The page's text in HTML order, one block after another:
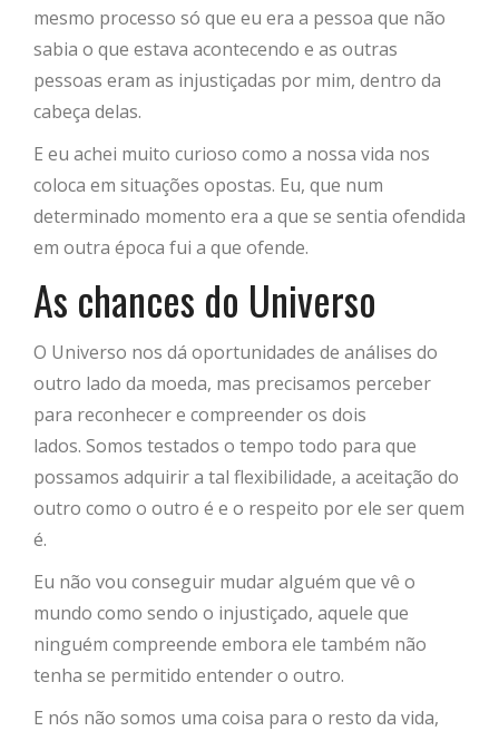
mesmo processo só que eu era a pessoa que não
sabia o que estava acontecendo e as outras
pessoas eram as injustiçadas por mim, dentro da
cabeça delas.
E eu achei muito curioso como a nossa vida nos
coloca em situações opostas. Eu, que num
determinado momento era a que se sentia ofendida
em outra época fui a que ofende.
As chances do Universo
O Universo nos dá oportunidades de análises do
outro lado da moeda, mas precisamos perceber
para reconhecer e compreender os dois
lados. Somos testados o tempo todo para que
possamos adquirir a tal flexibilidade, a aceitação do
outro como o outro é e o respeito por ele ser quem
é.
Eu não vou conseguir mudar alguém que vê o
mundo como sendo o injustiçado, aquele que
ninguém compreende embora ele também não
tenha se permitido entender o outro.
E nós não somos uma coisa para o resto da vida,